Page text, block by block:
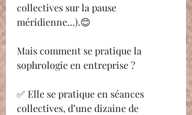
collectives sur la pause
méridienne…).😊
Mais comment se pratique la
sophrologie en entreprise ?
✅ Elle se pratique en séances
collectives, d’une dizaine de